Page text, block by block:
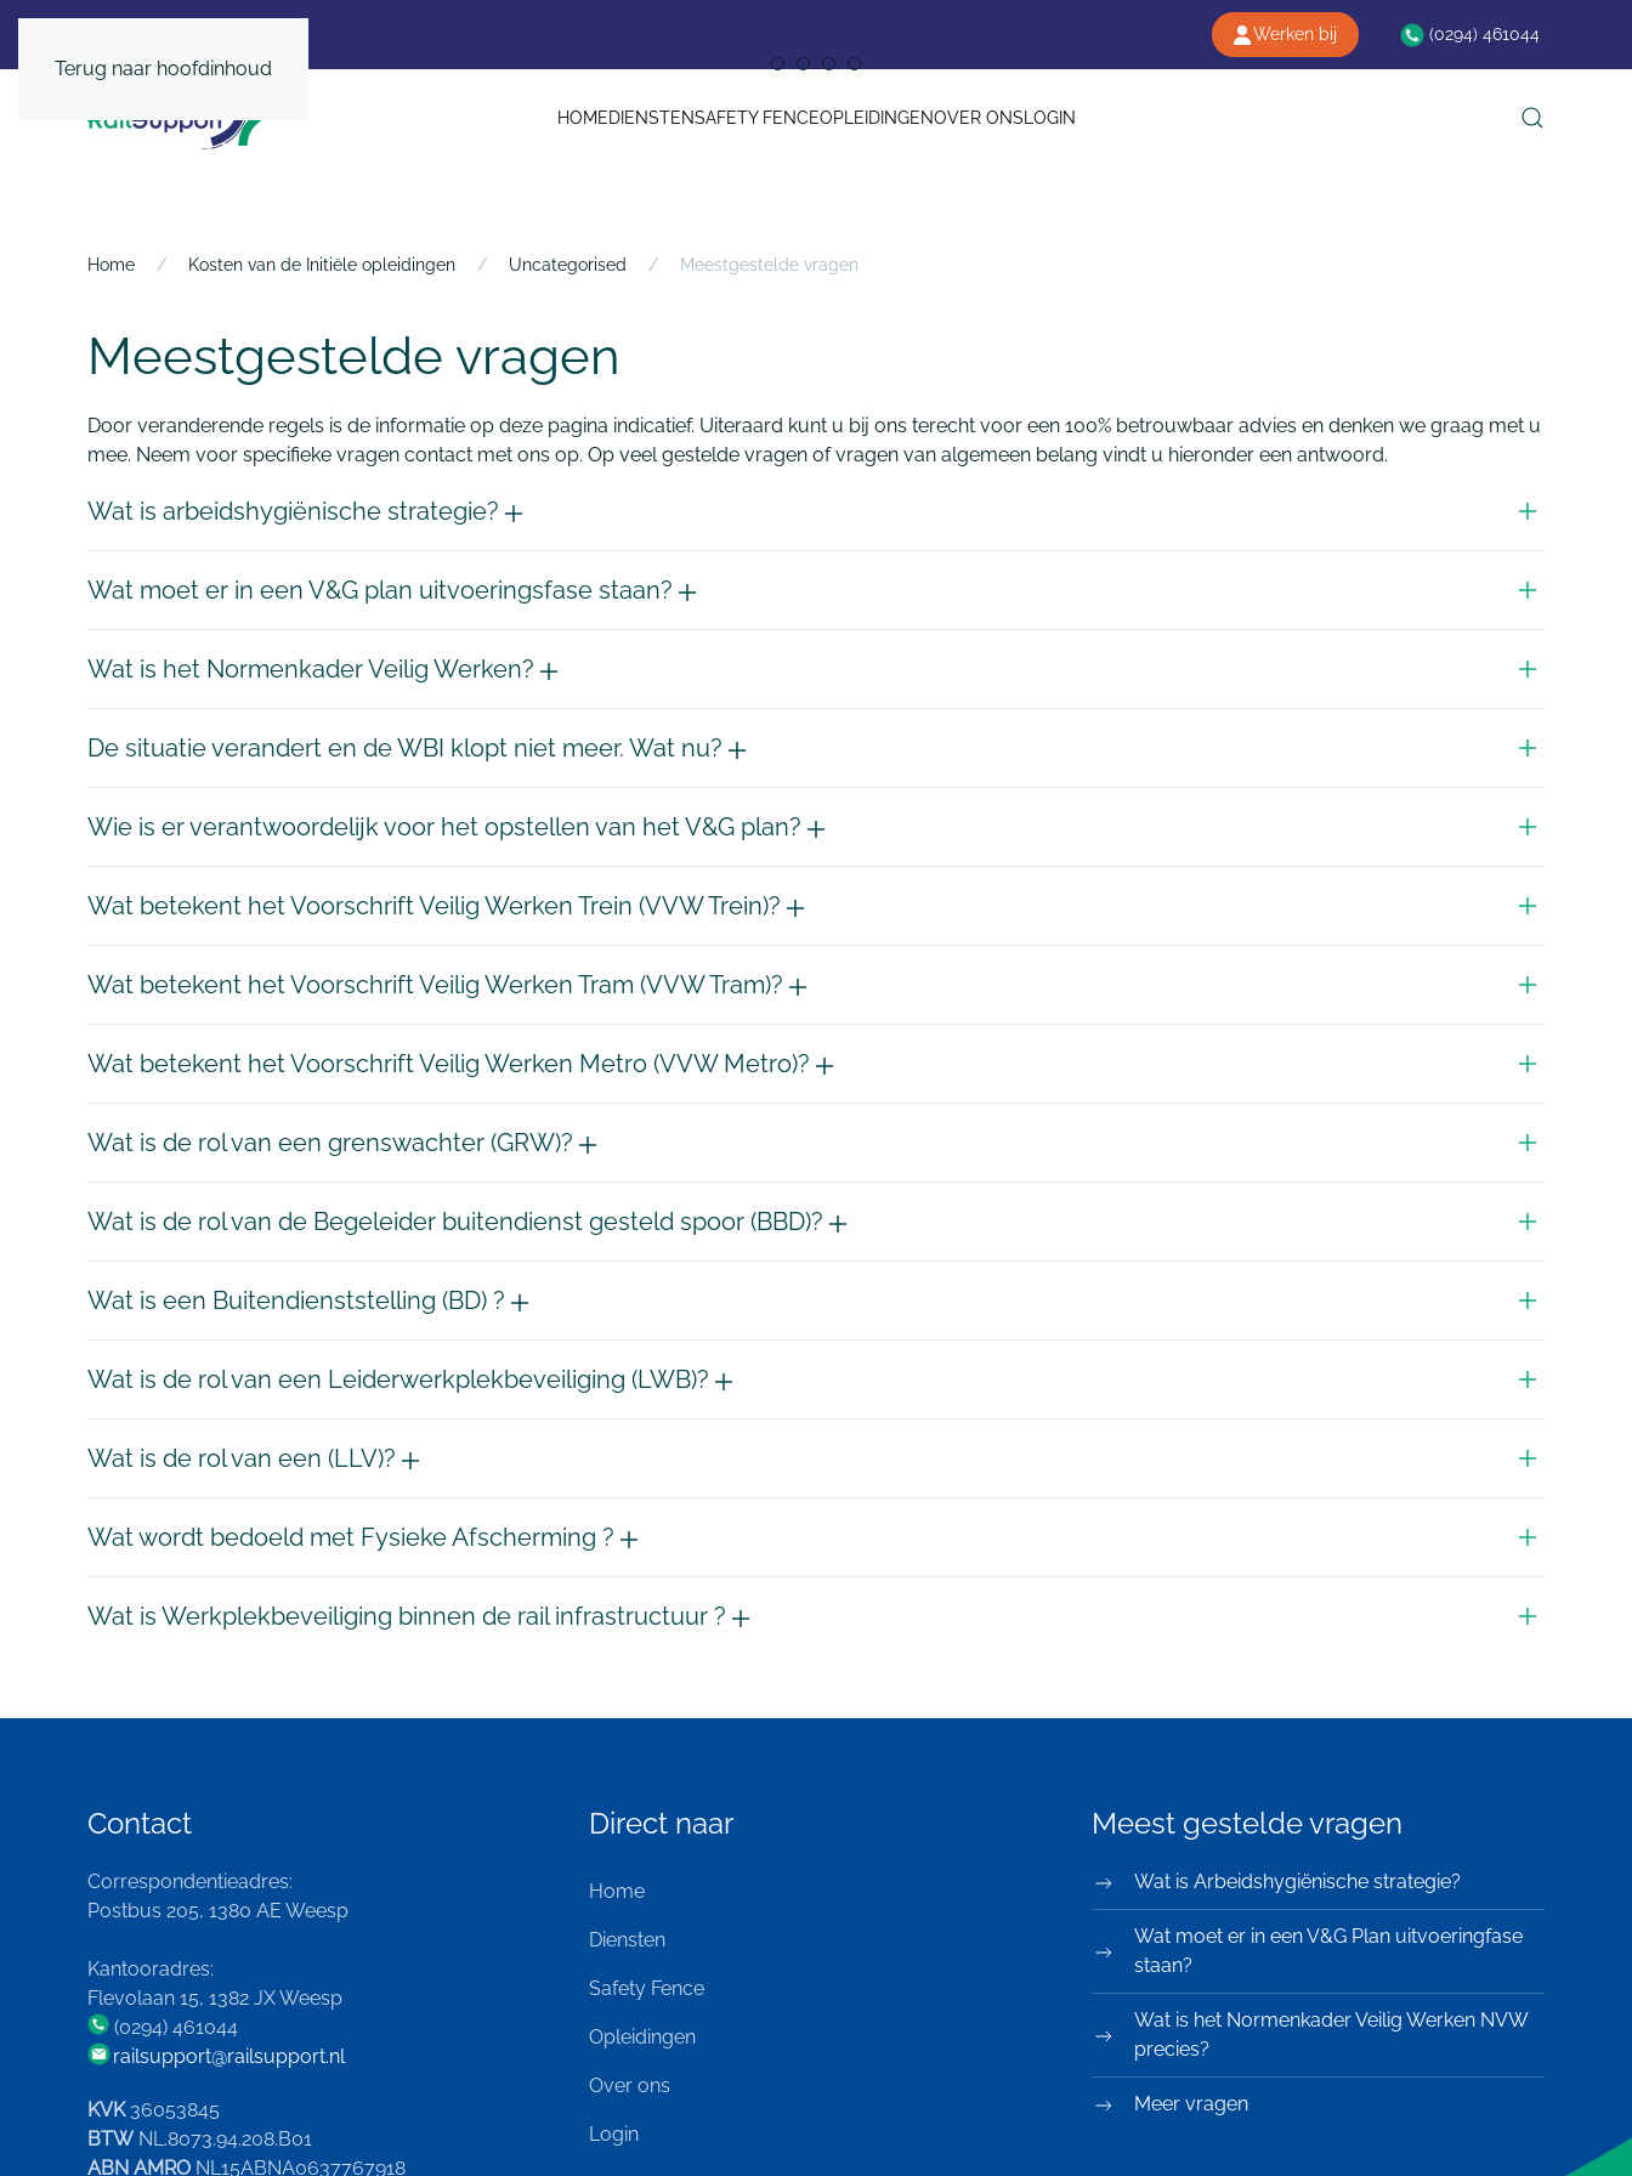
Terug naar hoofdinhoud
Werken bij (0294) 461044
HOMEDIENSTENSAFETY FENCEOPLEIDINGENOVER ONSLOGIN
Home Kosten van de Initiële opleidingen Uncategorised Meestgestelde vragen
Meestgestelde vragen
Door veranderende regels is de informatie op deze pagina indicatief. Uiteraard kunt u bij ons terecht voor een 100% betrouwbaar advies en denken we graag met u
mee. Neem voor specifieke vragen contact met ons op. Op veel gestelde vragen of vragen van algemeen belang vindt u hieronder een antwoord.
Wat is arbeidshygiënische strategie?
Wat moet er in een V&G plan uitvoeringsfase staan?
Wat is het Normenkader Veilig Werken?
De situatie verandert en de WBI klopt niet meer. Wat nu?
Wie is er verantwoordelijk voor het opstellen van het V&G plan?
Wat betekent het Voorschrift Veilig Werken Trein (VVW Trein)?
Wat betekent het Voorschrift Veilig Werken Tram (VVW Tram)?
Wat betekent het Voorschrift Veilig Werken Metro (VVW Metro)?
Wat is de rol van een grenswachter (GRW)?
Wat is de rol van de Begeleider buitendienst gesteld spoor (BBD)?
Wat is een Buitendienststelling (BD) ?
Wat is de rol van een Leiderwerkplekbeveiliging (LWB)?
Wat is de rol van een (LLV)?
Wat wordt bedoeld met Fysieke Afscherming ?
Wat is Werkplekbeveiliging binnen de rail infrastructuur ?
Contact
Correspondentieadres:
Postbus 205, 1380 AE Weesp
Kantooradres:
Flevolaan 15, 1382 JX Weesp
(0294) 461044
railsupport@railsupport.nl
KVK 36053845
BTW NL.8073.94.208.B01
ABN AMRO NL15ABNA0637767918
Direct naar
Home
Diensten
Safety Fence
Opleidingen
Over ons
Login
Meest gestelde vragen
Wat is Arbeidshygiënische strategie?
Wat moet er in een V&G Plan uitvoeringfase
staan?
Wat is het Normenkader Veilig Werken NVW
precies?
Meer vragen